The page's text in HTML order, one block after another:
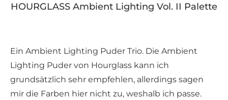
HOURGLASS Ambient Lighting Vol. II Palette
Ein Ambient Lighting Puder Trio. Die Ambient
Lighting Puder von Hourglass kann ich
grundsätzlich sehr empfehlen, allerdings sagen
mir die Farben hier nicht zu, weshalb ich passe.